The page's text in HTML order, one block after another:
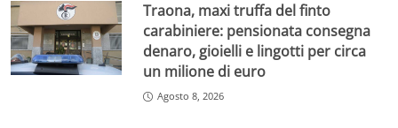
Traona, maxi truffa del finto
carabiniere: pensionata consegna
denaro, gioielli e lingotti per circa
un milione di euro
Agosto 8, 2026